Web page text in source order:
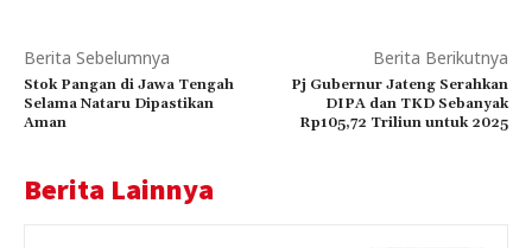
Berita Sebelumnya
Stok Pangan di Jawa Tengah
Selama Nataru Dipastikan
Aman
Berita Berikutnya
Pj Gubernur Jateng Serahkan
DIPA dan TKD Sebanyak
Rp105,72 Triliun untuk 2025
Berita Lainnya